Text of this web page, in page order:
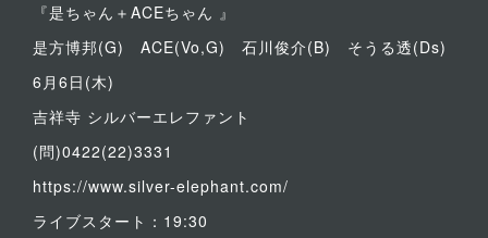
『是ちゃん＋ACEちゃん 』
是方博邦(G) ACE(Vo,G) 石川俊介(B) そうる透(Ds)
6月6日(木)
吉祥寺 シルバーエレファント
(問)0422(22)3331
https://www.silver-elephant.com/
ライブスタート：19:30